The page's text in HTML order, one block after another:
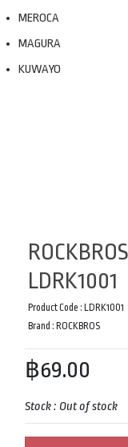
MEROCA
MAGURA
KUWAYO
LDRK1001
Product Code : LDRK1001
Brand : ROCKBROS
฿69.00
Stock : Out of stock